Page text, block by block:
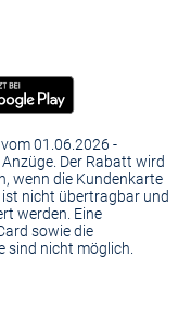
01.06.2026 -
Der Rabatt wird
wenn die Kundenkarte
nicht übertragbar und
werden. Eine
sowie die
sind nicht möglich.